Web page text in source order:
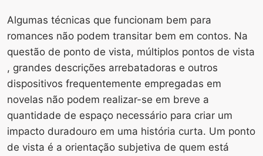
Algumas técnicas que funcionam bem para
romances não podem transitar bem em contos. Na
questão de ponto de vista, múltiplos pontos de vista
, grandes descrições arrebatadoras e outros
dispositivos frequentemente empregadas em
novelas não podem realizar-se em breve a
quantidade de espaço necessário para criar um
impacto duradouro em uma história curta. Um ponto
de vista é a orientação subjetiva de quem está